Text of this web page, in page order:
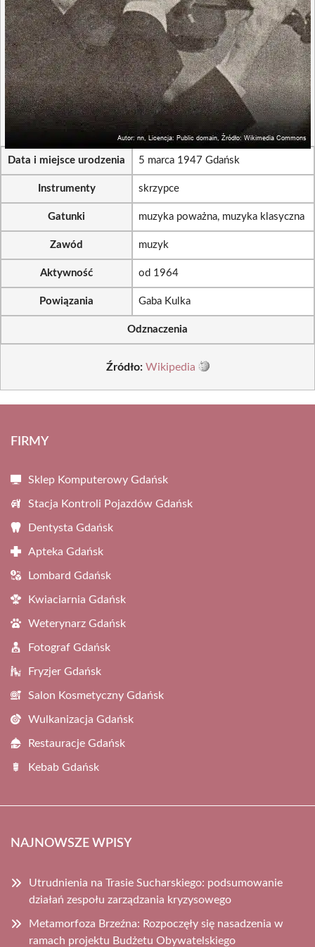
Data i miejsce urodzenia 5 marca 1947 Gdańsk
Instrumenty skrzypce
Gatunki muzyka poważna, muzyka klasyczna
Zawód muzyk
Aktywność od 1964
Powiązania Gaba Kulka
Odznaczenia
Źródło: Wikipedia
FIRMY
Sklep Komputerowy Gdańsk
Stacja Kontroli Pojazdów Gdańsk
Dentysta Gdańsk
Apteka Gdańsk
Lombard Gdańsk
Kwiaciarnia Gdańsk
Weterynarz Gdańsk
Fotograf Gdańsk
Fryzjer Gdańsk
Salon Kosmetyczny Gdańsk
Wulkanizacja Gdańsk
Restauracje Gdańsk
Kebab Gdańsk
NAJNOWSZE WPISY
Utrudnienia na Trasie Sucharskiego: podsumowanie
działań zespołu zarządzania kryzysowego
Metamorfoza Brzeźna: Rozpoczęły się nasadzenia w
ramach projektu Budżetu Obywatelskiego